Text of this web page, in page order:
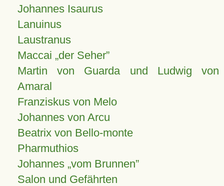
Johannes Isaurus
Lanuinus
Laustranus
Maccai „der Seher”
Martin von Guarda und Ludwig von
Amaral
Franziskus von Melo
Johannes von Arcu
Beatrix von Bello-monte
Pharmuthios
Johannes vom Brunnen
Salon und Gefährten